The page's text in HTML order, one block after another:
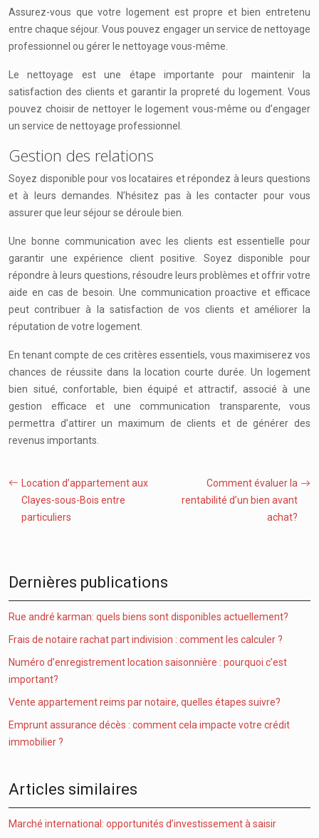
Assurez-vous que votre logement est propre et bien entretenu
entre chaque séjour. Vous pouvez engager un service de nettoyage
professionnel ou gérer le nettoyage vous-même.
Le nettoyage est une étape importante pour maintenir la
satisfaction des clients et garantir la propreté du logement. Vous
pouvez choisir de nettoyer le logement vous-même ou d’engager
un service de nettoyage professionnel.
Gestion des relations
Soyez disponible pour vos locataires et répondez à leurs questions
et à leurs demandes. N’hésitez pas à les contacter pour vous
assurer que leur séjour se déroule bien.
Une bonne communication avec les clients est essentielle pour
garantir une expérience client positive. Soyez disponible pour
répondre à leurs questions, résoudre leurs problèmes et offrir votre
aide en cas de besoin. Une communication proactive et efficace
peut contribuer à la satisfaction de vos clients et améliorer la
réputation de votre logement.
En tenant compte de ces critères essentiels, vous maximiserez vos
chances de réussite dans la location courte durée. Un logement
bien situé, confortable, bien équipé et attractif, associé à une
gestion efficace et une communication transparente, vous
permettra d’attirer un maximum de clients et de générer des
revenus importants.
Location d’appartement aux
Clayes-sous-Bois entre
particuliers
Comment évaluer la
rentabilité d’un bien avant
achat?
Dernières publications
Rue andré karman: quels biens sont disponibles actuellement?
Frais de notaire rachat part indivision : comment les calculer ?
Numéro d’enregistrement location saisonnière : pourquoi c’est
important?
Vente appartement reims par notaire, quelles étapes suivre?
Emprunt assurance décès : comment cela impacte votre crédit
immobilier ?
Articles similaires
Marché international: opportunités d’investissement à saisir